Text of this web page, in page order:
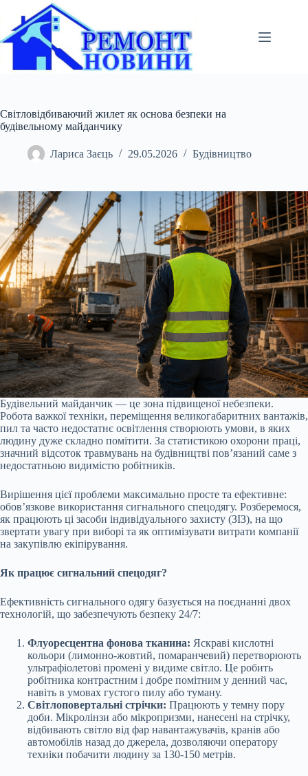
вмісту
Світловідбиваючий жилет як основа безпеки на
будівельному майданчику
Лариса Заєць 29.05.2026 Будівництво
Будівельний майданчик — це зона підвищеної небезпеки.
Робота важкої техніки, переміщення великогабаритних вантажів,
пил та часто недостатнє освітлення створюють умови, в яких
людину дуже складно помітити. За статистикою охорони праці,
значний відсоток травмувань на будівництві пов’язаний саме з
недостатньою видимістю робітників.
Вирішення цієї проблеми максимально просте та ефективне:
обов’язкове використання сигнального спецодягу. Розберемося,
як працюють ці засоби індивідуального захисту (ЗІЗ), на що
звертати увагу при виборі та як оптимізувати витрати компанії
на закупівлю екіпірування.
Як працює сигнальний спецодяг?
Ефективність сигнального одягу базується на поєднанні двох
технологій, що забезпечують безпеку 24/7:
Флуоресцентна фонова тканина: Яскраві кислотні
кольори (лимонно-жовтий, помаранчевий) перетворюють
ультрафіолетові промені у видиме світло. Це робить
робітника контрастним і добре помітним у денний час,
навіть в умовах густого пилу або туману.
Світлоповертальні стрічки: Працюють у темну пору
доби. Мікролінзи або мікропризми, нанесені на стрічку,
відбивають світло від фар навантажувачів, кранів або
автомобілів назад до джерела, дозволяючи оператору
техніки побачити людину за 130-150 метрів.